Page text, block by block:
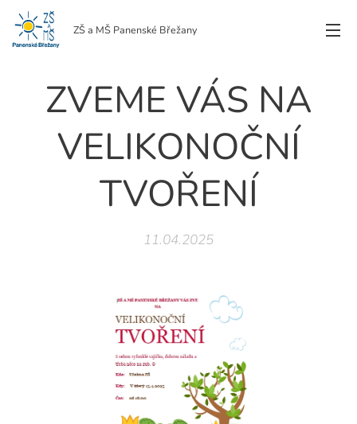
ZŠ a MŠ Panenské Břežany
ZVEME VÁS NA
VELIKONOČNÍ
TVOŘENÍ
11.04.2025